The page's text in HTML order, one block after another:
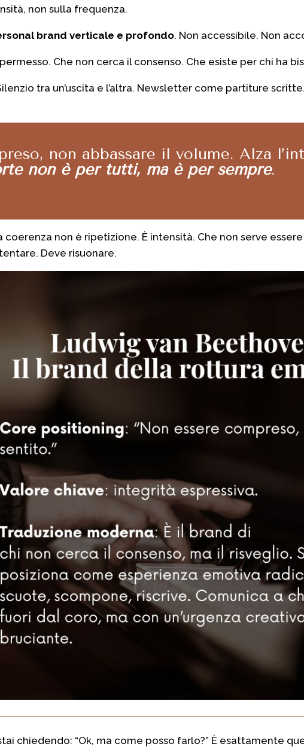
non sulla frequenza.
brand verticale e profondo. Non accessibile. Non
. Che non cerca il consenso. Che esiste per chi ha
tra un’uscita e l’altra. Newsletter come partiture scritte.
non abbassare il volume. Alza
non è per tutti, ma è per sempre.
coerenza non è ripetizione. È intensità. Che non serve
Deve risuonare.
chiedendo: “Ok, ma come posso farlo?” È esattamente